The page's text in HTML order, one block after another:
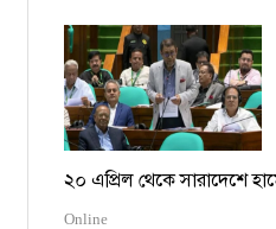
২০ এপ্রিল থেকে সারাদেশে
Online